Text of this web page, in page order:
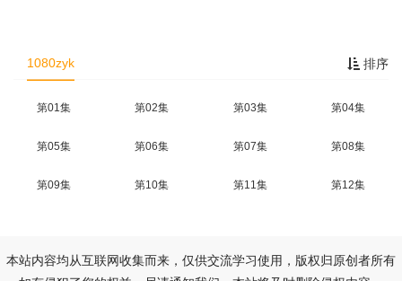
排序
1080zyk
第01集 第02集 第03集 第04集
第05集 第06集 第07集 第08集
第09集 第10集 第11集 第12集
本站内容均从互联网收集而来，仅供交流学习使用，版权归原创者所有